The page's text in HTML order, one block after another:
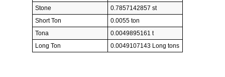
Stone
0.7857142857 st
Short Ton
0.0055 ton
Tona
0.0049895161 t
Long Ton
0.0049107143 Long tons